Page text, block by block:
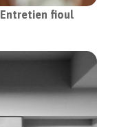
Entretien fioul